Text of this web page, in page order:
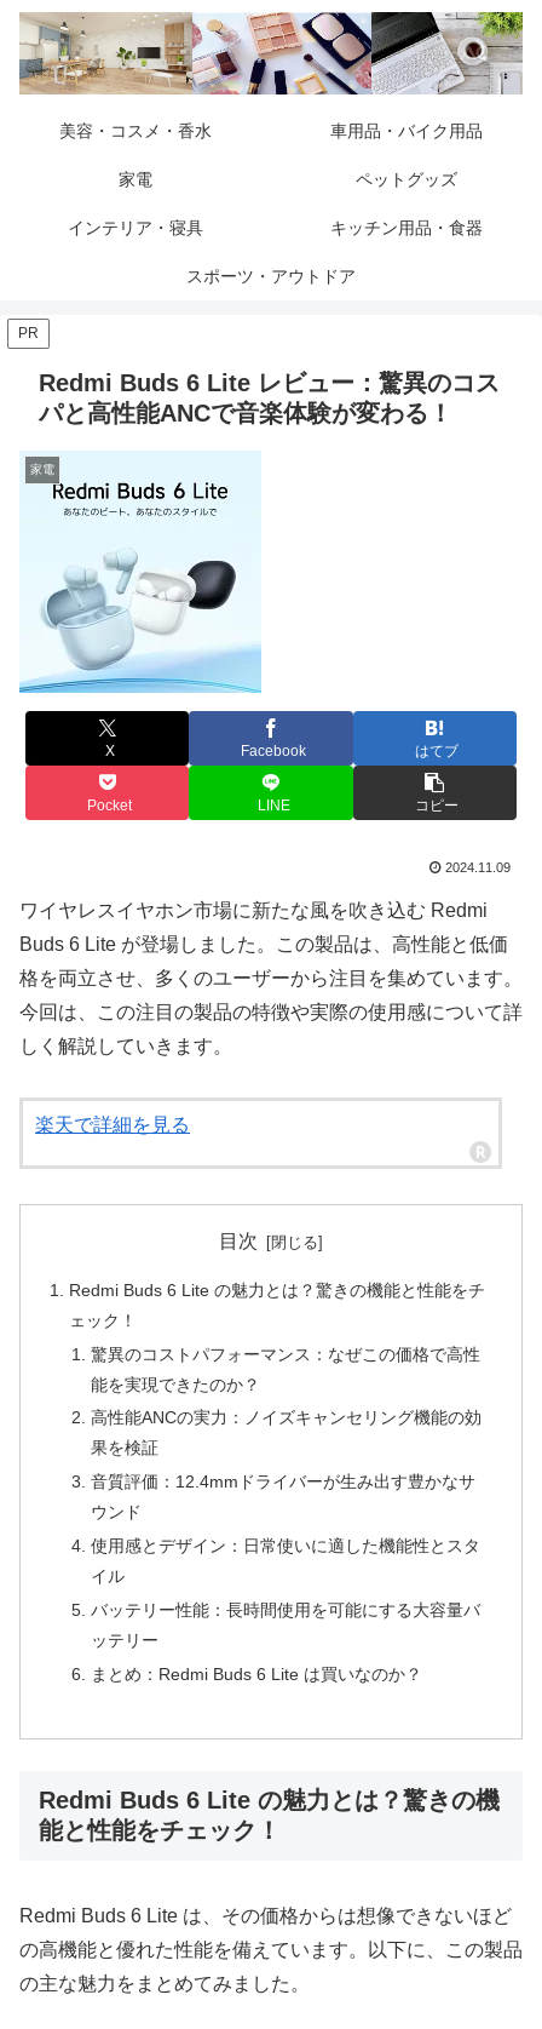
美容・コスメ・香水 車用品・バイク用品
家電 ペットグッズ
インテリア・寝具 キッチン用品・食器
スポーツ・アウトドア
PR
Redmi Buds 6 Lite レビュー：驚異のコス
パと高性能ANCで音楽体験が変わる！
家電
X Facebook はてブ
Pocket LINE コピー
2024.11.09
ワイヤレスイヤホン市場に新たな風を吹き込む Redmi
Buds 6 Lite が登場しました。この製品は、高性能と低価
格を両立させ、多くのユーザーから注目を集めています。
今回は、この注目の製品の特徴や実際の使用感について詳
しく解説していきます。
楽天で詳細を見る
目次
Redmi Buds 6 Lite の魅力とは？驚きの機能と性能をチ
ェック！
驚異のコストパフォーマンス：なぜこの価格で高性
能を実現できたのか？
高性能ANCの実力：ノイズキャンセリング機能の効
果を検証
音質評価：12.4mmドライバーが生み出す豊かなサ
ウンド
使用感とデザイン：日常使いに適した機能性とスタ
イル
バッテリー性能：長時間使用を可能にする大容量バ
ッテリー
まとめ：Redmi Buds 6 Lite は買いなのか？
Redmi Buds 6 Lite の魅力とは？驚きの機
能と性能をチェック！
Redmi Buds 6 Lite は、その価格からは想像できないほど
の高機能と優れた性能を備えています。以下に、この製品
の主な魅力をまとめてみました。